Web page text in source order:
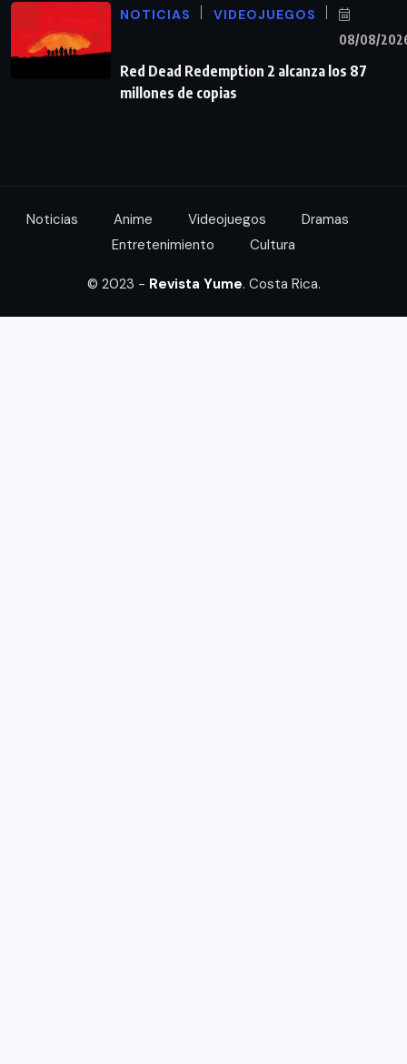
NOTICIAS VIDEOJUEGOS
08/08/
Red Dead Redemption 2 alcanza los 87
millones de copias
Noticias Anime Videojuegos
Dramas
Entretenimiento
Cultura
© 2023 - Revista Yume. Costa Rica.